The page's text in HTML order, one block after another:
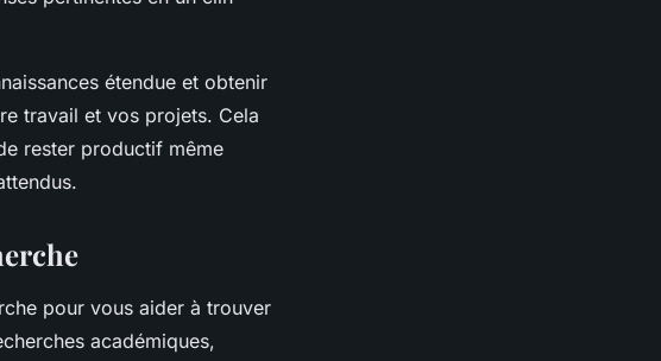
étendue et obtenir
travail et vos projets. Cela
rester productif même
pour vous aider à trouver
académiques,